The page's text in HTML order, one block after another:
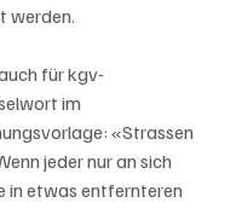
werden.
für kgv-
im
«Strassen
jeder nur an sich
in etwas entfernteren